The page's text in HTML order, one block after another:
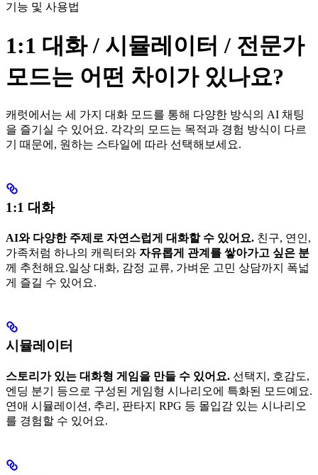
기능 및 사용법
1:1 대화 / 시뮬레이터 / 전문가
모드는 어떤 차이가 있나요?
캐럿에서는 세 가지 대화 모드를 통해 다양한 방식의 AI 채팅
을 즐기실 수 있어요. 각각의 모드는 목적과 경험 방식이 다르
기 때문에, 원하는 스타일에 따라 선택해보세요.
1:1 대화
AI와 다양한 주제로 자연스럽게 대화할 수 있어요. 친구, 연인,
가족처럼 하나의 캐릭터와 자유롭게 관계를 쌓아가고 싶은 분
께 추천해요.일상 대화, 감정 교류, 가벼운 고민 상담까지 폭넓
게 즐길 수 있어요.
시뮬레이터
스토리가 있는 대화형 게임을 만들 수 있어요. 선택지, 호감도,
엔딩 분기 등으로 구성된 게임형 시나리오에 특화된 모드예요.
연애 시뮬레이션, 추리, 판타지 RPG 등 몰입감 있는 시나리오
를 경험할 수 있어요.